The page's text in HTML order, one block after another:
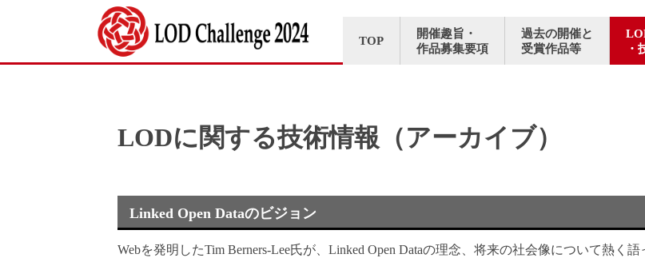
TOP
開催趣旨・
作品募集要項
過去の開催と
受賞作品等
・
LODに関する技術情報（アーカイブ）
Linked Open Dataのビジョン
Webを発明したTim Berners-Lee氏が、Linked Open Dataの理念、将来の社会像について熱く